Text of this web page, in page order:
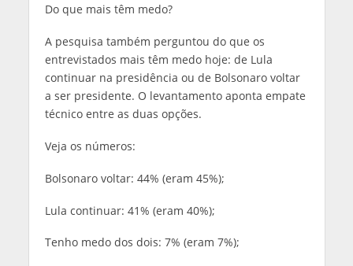
Do que mais têm medo?
A pesquisa também perguntou do que os
entrevistados mais têm medo hoje: de Lula
continuar na presidência ou de Bolsonaro voltar
a ser presidente. O levantamento aponta empate
técnico entre as duas opções.
Veja os números:
Bolsonaro voltar: 44% (eram 45%);
Lula continuar: 41% (eram 40%);
Tenho medo dos dois: 7% (eram 7%);